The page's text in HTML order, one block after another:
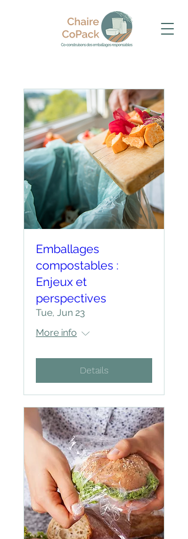
Emballages
compostables :
Enjeux et
perspectives
Tue, Jun 23
More info
Details